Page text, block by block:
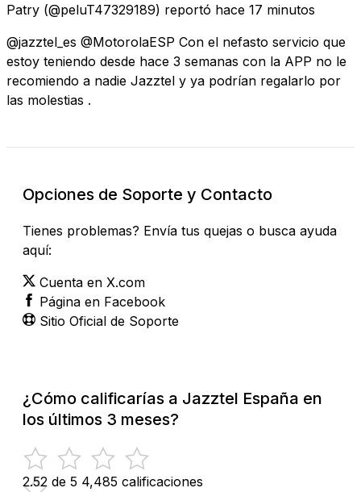
Patry (@peluT47329189) reportó hace 17 minutos
@jazztel_es @MotorolaESP Con el nefasto servicio que
estoy teniendo desde hace 3 semanas con la APP no le
recomiendo a nadie Jazztel y ya podrían regalarlo por
las molestias .
Opciones de Soporte y Contacto
Tienes problemas? Envía tus quejas o busca ayuda
aquí:
Cuenta en X.com
Página en Facebook
Sitio Oficial de Soporte
¿Cómo calificarías a Jazztel España en
los últimos 3 meses?
2.52 de 5 4,485 calificaciones